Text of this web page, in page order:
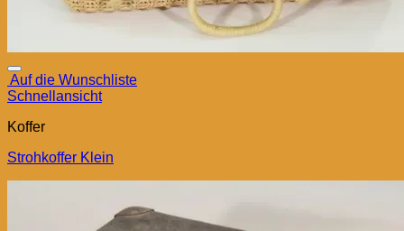
Auf die Wunschliste
Schnellansicht
Koffer
Strohkoffer Klein